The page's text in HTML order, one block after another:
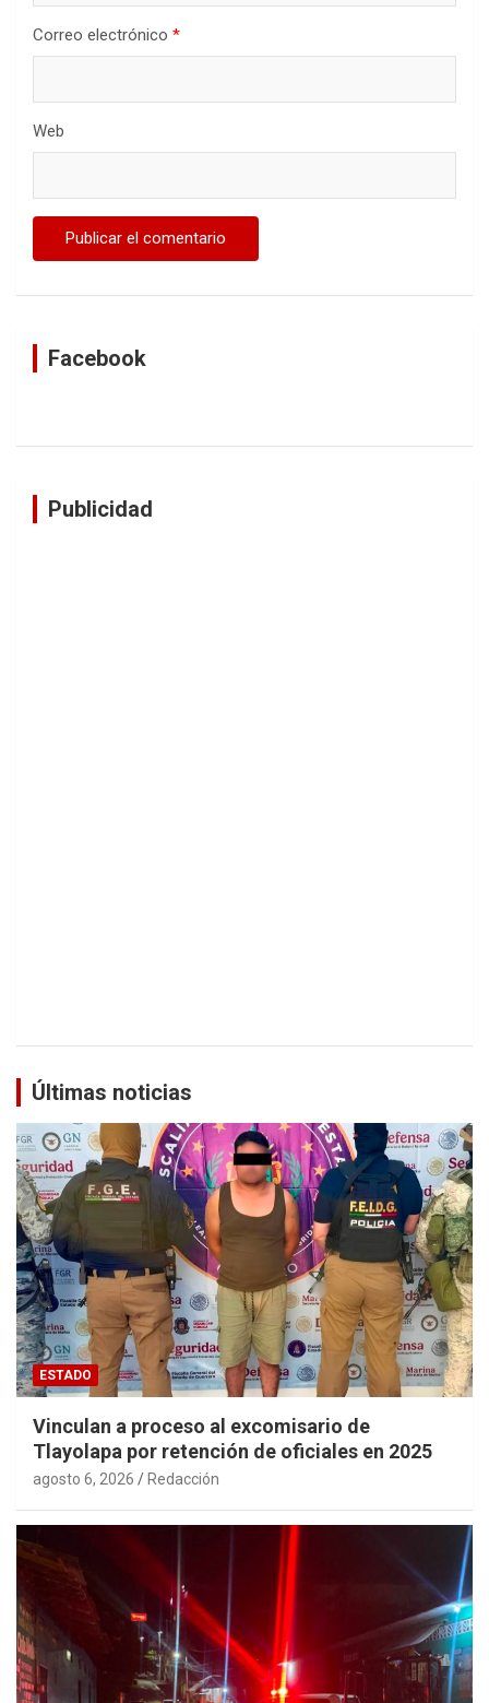
Correo electrónico *
Web
Facebook
Publicidad
Últimas noticias
ESTADO
Vinculan a proceso al excomisario de
Tlayolapa por retención de oficiales en 2025
agosto 6, 2026 Redacción